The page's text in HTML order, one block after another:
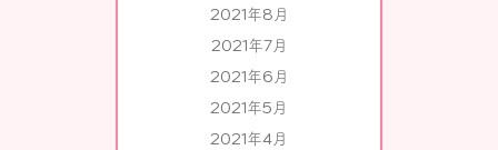
2021年8月
2021年7月
2021年6月
2021年5月
2021年4月